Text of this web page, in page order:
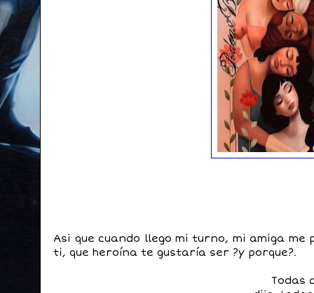
Asi que cuando llego mi turno, mi amiga
ti, que heroína te gustaría ser ?y porque?.
Todas